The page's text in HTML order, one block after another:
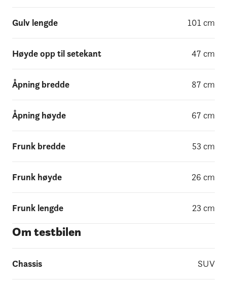
Gulv lengde 101 cm
Høyde opp til setekant 47 cm
Åpning bredde 87 cm
Åpning høyde 67 cm
Frunk bredde 53 cm
Frunk høyde 26 cm
Frunk lengde 23 cm
Om testbilen
Chassis SUV